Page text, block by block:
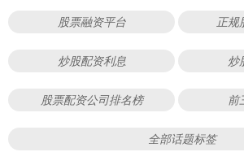
股票融资平台 正规
炒股配资利息 炒
股票配资公司排名榜 前
全部话题标签